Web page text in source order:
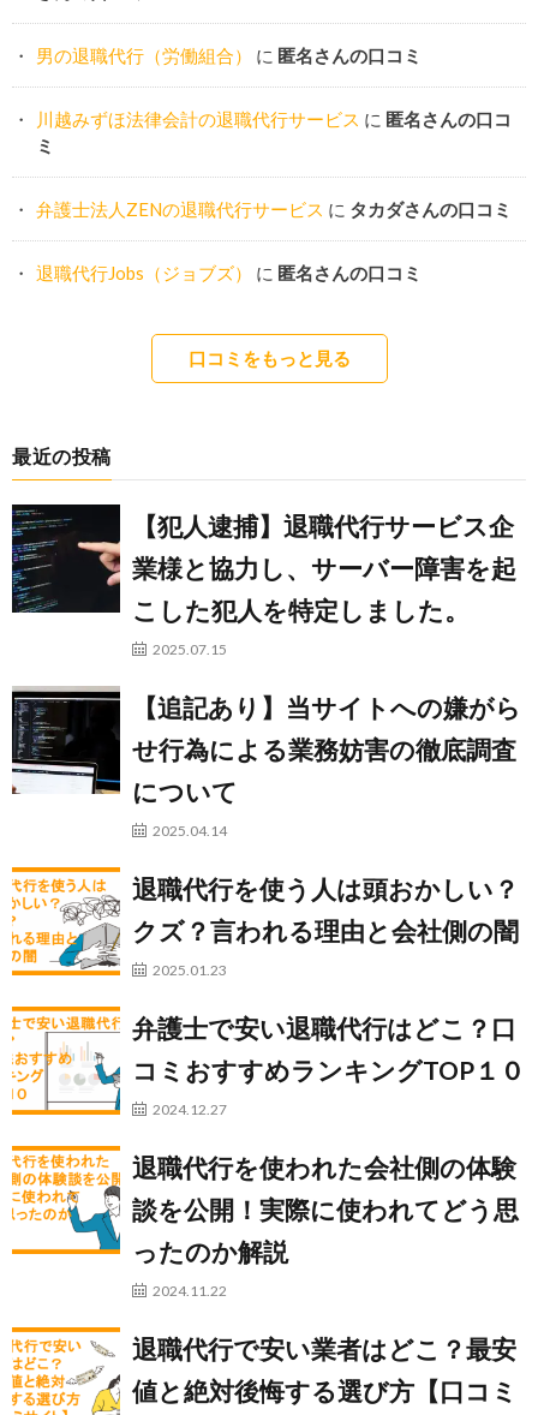
男の退職代行（労働組合） に 匿名さんの口コミ
川越みずほ法律会計の退職代行サービス に 匿名さんの口コ
ミ
弁護士法人ZENの退職代行サービス に タカダさんの口コミ
退職代行Jobs（ジョブズ） に 匿名さんの口コミ
口コミをもっと見る
最近の投稿
【犯人逮捕】退職代行サービス企
業様と協力し、サーバー障害を起
こした犯人を特定しました。
2025.07.15
【追記あり】当サイトへの嫌がら
せ行為による業務妨害の徹底調査
について
2025.04.14
退職代行を使う人は頭おかしい？
クズ？言われる理由と会社側の闇
2025.01.23
弁護士で安い退職代行はどこ？口
コミおすすめランキングTOP１０
2024.12.27
退職代行を使われた会社側の体験
談を公開！実際に使われてどう思
ったのか解説
2024.11.22
退職代行で安い業者はどこ？最安
値と絶対後悔する選び方【口コミ